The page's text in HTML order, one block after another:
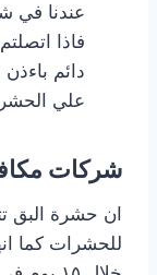
عندنا في
فاذا
دائم
علي
شركات
ان حشرة البق
للحشرات كما